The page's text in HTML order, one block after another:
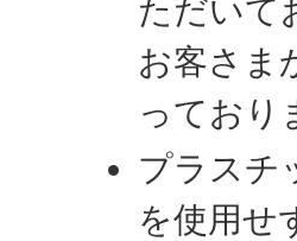
ただいて
お客さま
っており
プラスチ
を使用せ